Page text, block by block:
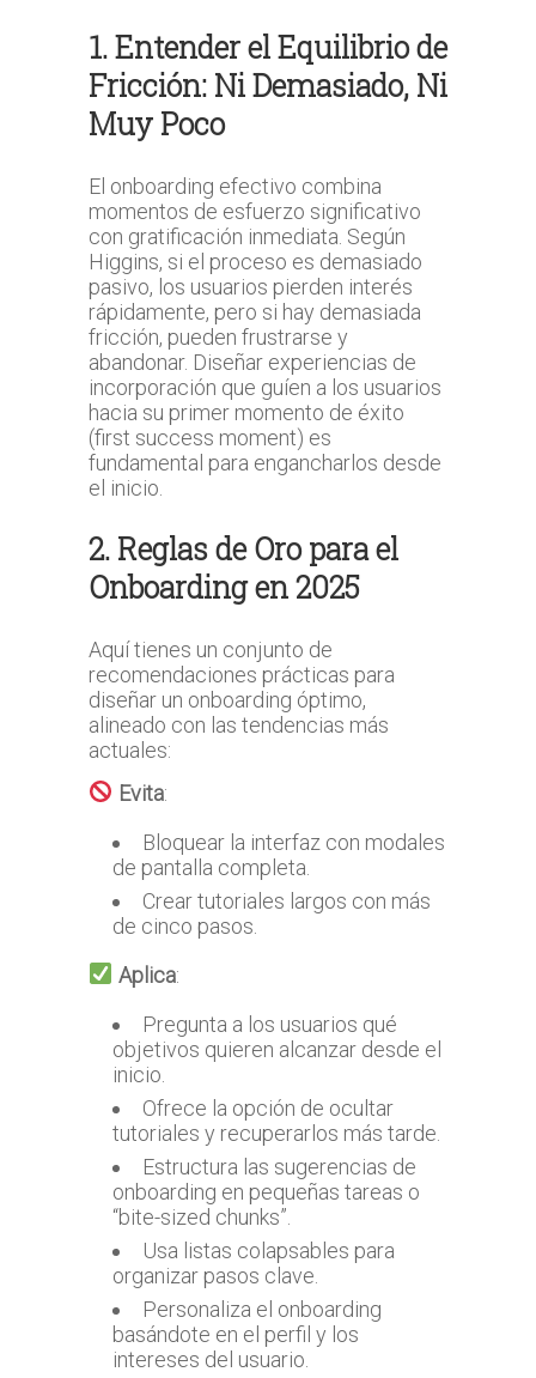
1. Entender el Equilibrio de
Fricción: Ni Demasiado, Ni
Muy Poco
El onboarding efectivo combina
momentos de esfuerzo significativo
con gratificación inmediata. Según
Higgins, si el proceso es demasiado
pasivo, los usuarios pierden interés
rápidamente, pero si hay demasiada
fricción, pueden frustrarse y
abandonar. Diseñar experiencias de
incorporación que guíen a los usuarios
hacia su primer momento de éxito
(first success moment) es
fundamental para engancharlos desde
el inicio.
2. Reglas de Oro para el
Onboarding en 2025
Aquí tienes un conjunto de
recomendaciones prácticas para
diseñar un onboarding óptimo,
alineado con las tendencias más
actuales:
Evita:
Bloquear la interfaz con modales
de pantalla completa.
Crear tutoriales largos con más
de cinco pasos.
Aplica:
Pregunta a los usuarios qué
objetivos quieren alcanzar desde el
inicio.
Ofrece la opción de ocultar
tutoriales y recuperarlos más tarde.
Estructura las sugerencias de
onboarding en pequeñas tareas o
“bite-sized chunks”.
Usa listas colapsables para
organizar pasos clave.
Personaliza el onboarding
basándote en el perfil y los
intereses del usuario.